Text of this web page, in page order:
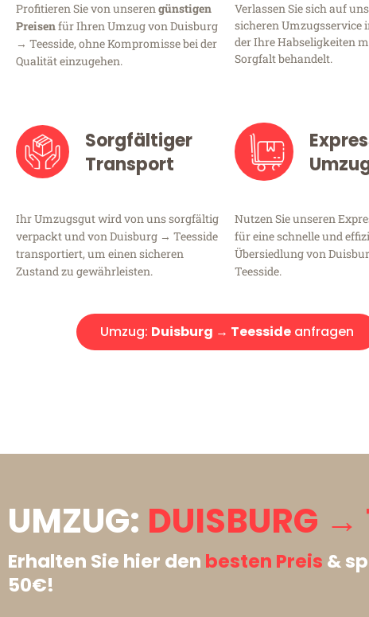
Profitieren Sie von unserengünstigen
Preisenfür Ihren Umzug von Duisburg
→ Teesside, ohne Kompromisse bei der
Qualität einzugehen.
Verlassen Sie sich auf
sicheren Umzugsservice
der Ihre Habseligkeiten
Sorgfalt behandelt.
Sorgfältiger
Transport
Ihr Umzugsgut wird von uns sorgfältig
verpackt und von Duisburg → Teesside
transportiert, um einen sicheren
Zustand zu gewährleisten.
Nutzen Sie unseren
für eine schnelle und
Übersiedlung von
Teesside.
Umzug: Duisburg → Teessideanfragen
UMZUG: DUISBURG →
Erhalten Sie hier den besten Preis &
50€!